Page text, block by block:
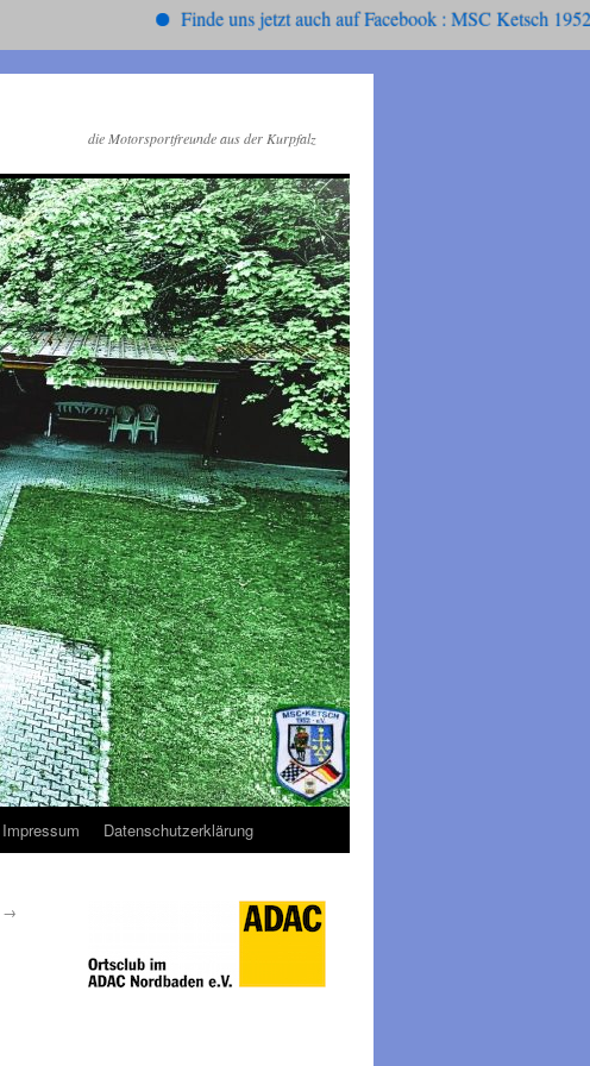
Finde uns jetzt auch auf Facebook : MSC Ketsch 1952 ,
die Motorsportfreunde aus der Kurpfalz
Impressum Datenschutzerklärung
→